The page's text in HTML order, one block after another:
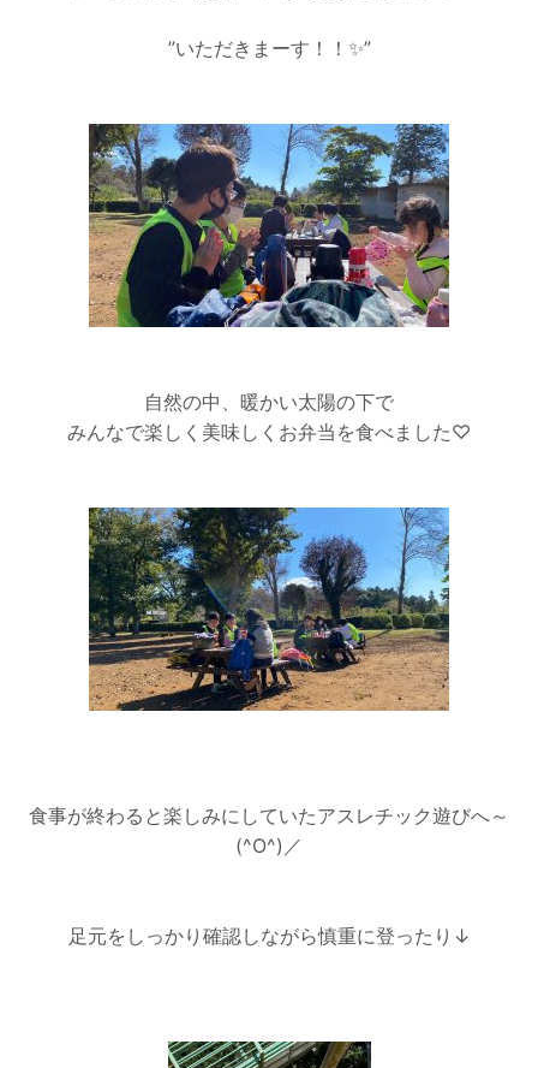
”いただきまーす！！✨”
自然の中、暖かい太陽の下で
みんなで楽しく美味しくお弁当を食べました♡
食事が終わると楽しみにしていたアスレチック遊びへ～
(^O^)／
足元をしっかり確認しながら慎重に登ったり↓